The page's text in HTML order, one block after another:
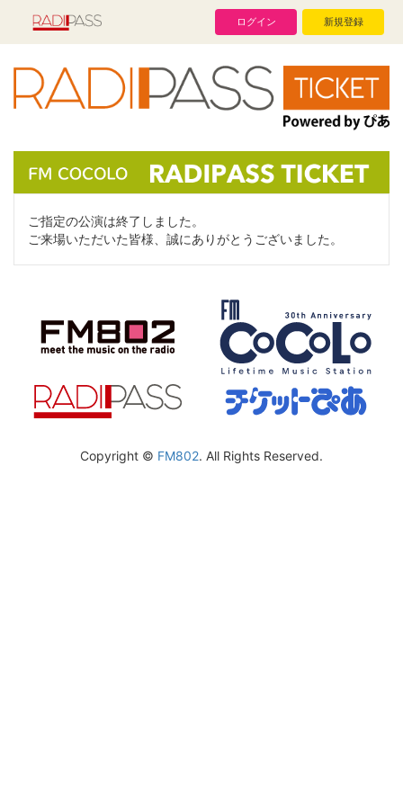
ログイン 新規登録
ご指定の公演は終了しました。
ご来場いただいた皆様、誠にありがとうございました。
Copyright © FM802. All Rights Reserved.